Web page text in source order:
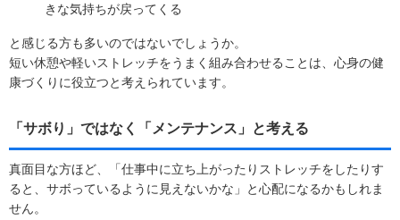
きな気持ちが戻ってくる
と感じる方も多いのではないでしょうか。
短い休憩や軽いストレッチをうまく組み合わせることは、心身の健
康づくりに役立つと考えられています。
「サボり」ではなく「メンテナンス」と考える
真面目な方ほど、「仕事中に立ち上がったりストレッチをしたりす
ると、サボっているように見えないかな」と心配になるかもしれま
せん。